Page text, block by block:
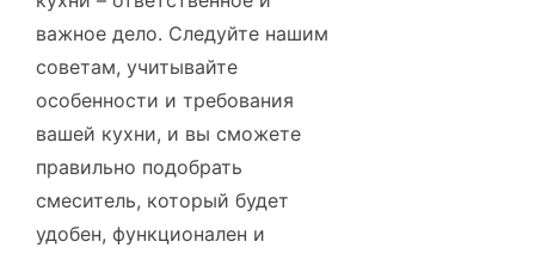
важное дело. Следуйте нашим
советам, учитывайте
особенности и требования
вашей кухни, и вы сможете
правильно подобрать
смеситель, который будет
удобен, функционален и